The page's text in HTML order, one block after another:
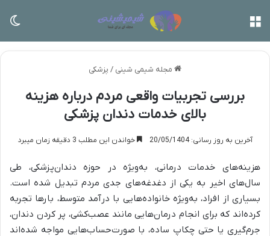
مجله شیمی شینی / پزشکی
بررسی تجربیات واقعی مردم درباره هزینه
بالای خدمات دندان پزشکی
آخرین به روز رسانی: 20/05/1404 خواندن این مطلب 3 دقیقه زمان میبرد
هزینه‌های خدمات درمانی، به‌ویژه در حوزه دندان‌پزشکی، طی
سال‌های اخیر به یکی از دغدغه‌های جدی مردم تبدیل شده است.
بسیاری از افراد، به‌ویژه خانواده‌هایی با درآمد متوسط، بارها تجربه
کرده‌اند که برای انجام درمان‌هایی مانند عصب‌کشی، پر کردن دندان،
جرم‌گیری یا حتی چکاپ ساده، با صورت‌حساب‌هایی مواجه شده‌اند